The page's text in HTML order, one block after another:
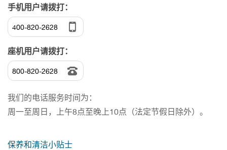
手机用户请拨打：
400-820-2628
座机用户请拨打：
800-820-2628
我们的电话服务时间为：
周一至周日，上午8点至晚上10点（法定节假日除外）。
保养和清洁小贴士